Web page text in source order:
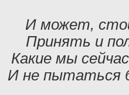
И может,
Принять и
Какие мы
И не пытаться